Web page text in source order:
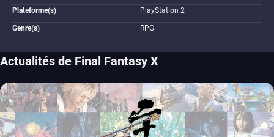
Plateforme(s) PlayStation 2
Genre(s) RPG
Actualités de Final Fantasy X